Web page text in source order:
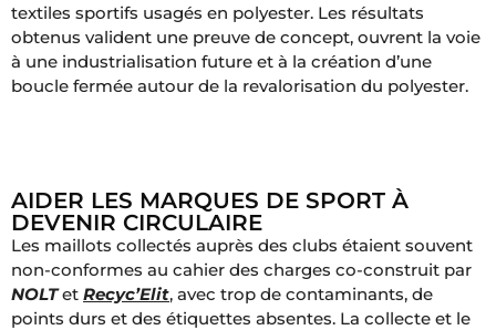
textiles sportifs usagés en polyester. Les résultats
obtenus valident une preuve de concept, ouvrent la voie
à une industrialisation future et à la création d’une
boucle fermée autour de la revalorisation du polyester.
AIDER LES MARQUES DE SPORT À
DEVENIR CIRCULAIRE
Les maillots collectés auprès des clubs étaient souvent
non-conformes au cahier des charges co-construit par
NOLTet Recyc’Elit, avec trop de contaminants, de
points durs et des étiquettes absentes. La collecte et le